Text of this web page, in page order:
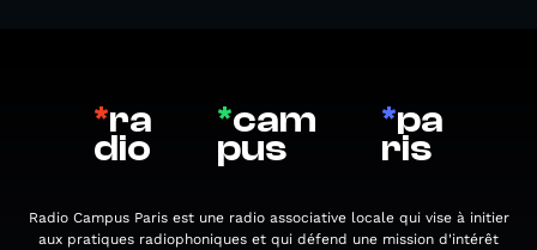
*ra
dio
*cam
pus
*pa
ris
Radio Campus Paris est une radio associative locale qui vise à initier
aux pratiques radiophoniques et qui défend une mission d'intérêt